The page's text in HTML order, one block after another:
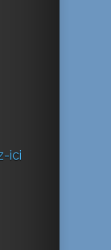
ici